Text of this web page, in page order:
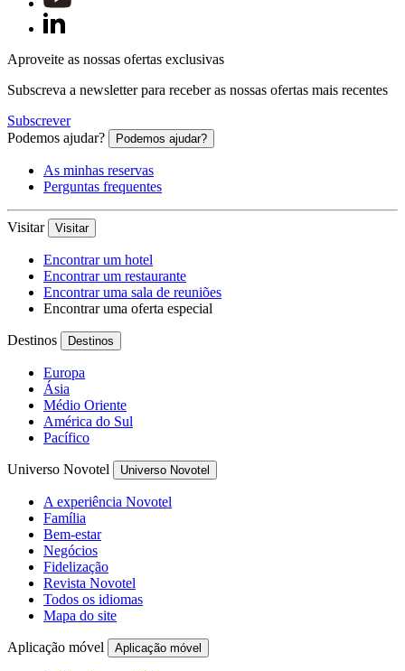
Aproveite as nossas ofertas exclusivas
Subscreva a newsletter para receber as nossas ofertas mais recentes
Subscrever
Podemos ajudar?
Podemos ajudar?
As minhas reservas
Perguntas frequentes
Visitar Visitar
Encontrar um hotel
Encontrar um restaurante
Encontrar uma sala de reuniões
Encontrar uma oferta especial
Destinos Destinos
Europa
Ásia
Médio Oriente
América do Sul
Pacífico
Universo Novotel Universo Novotel
A experiência Novotel
Família
Bem-estar
Negócios
Fidelização
Revista Novotel
Todos os idiomas
Mapa do site
Aplicação móvel Aplicação móvel